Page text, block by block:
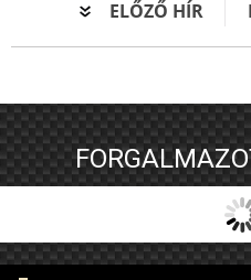
ELŐZŐ HÍR